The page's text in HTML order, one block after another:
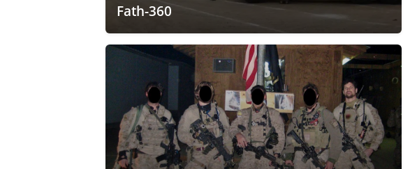
Fath-360